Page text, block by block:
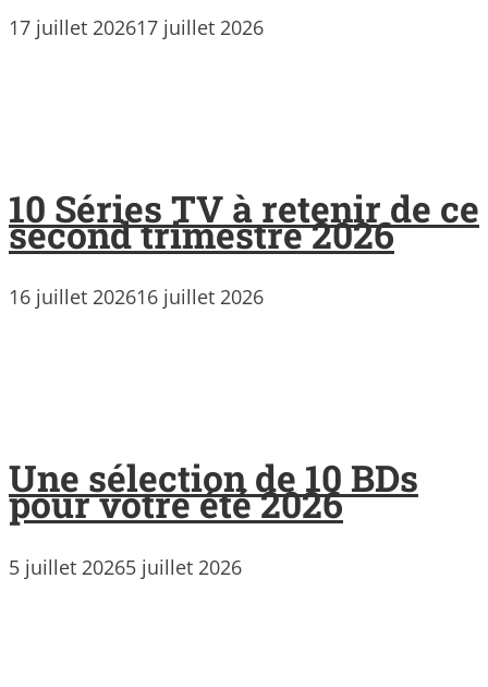
17 juillet 202617 juillet 2026
10 Séries TV à retenir de ce
second trimestre 2026
16 juillet 202616 juillet 2026
Une sélection de 10 BDs
pour votre été 2026
5 juillet 20265 juillet 2026